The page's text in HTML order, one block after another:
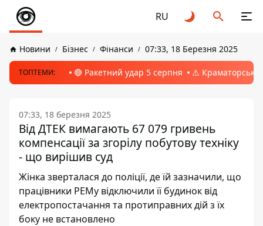
RU
Новини Бізнес Фінанси 07:33, 18 Березня 2025
ТОПТЕМИ: 🔴 Ракетний удар 5 серпня ⚠️ Краматорськ,
07:33, 18 березня 2025
Від ДТЕК вимагають 67 079 гривень
компенсації за згорілу побутову техніку
- що вирішив суд
Жінка зверталася до поліції, де їй зазначили, що
працівники РЕМу відключили її будинок від
електропостачання та протиправних дій з їх
боку не встановлено